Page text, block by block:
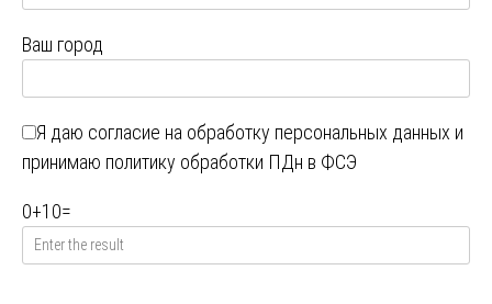
Ваш город
Я даю согласие на обработку персональных данных и
принимаю политику обработки ПДн в ФСЭ
0+10=